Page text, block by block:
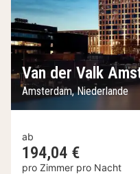
Van der Valk
Amsterdam, Niederlande
ab
194,04 €
pro Zimmer pro Nacht